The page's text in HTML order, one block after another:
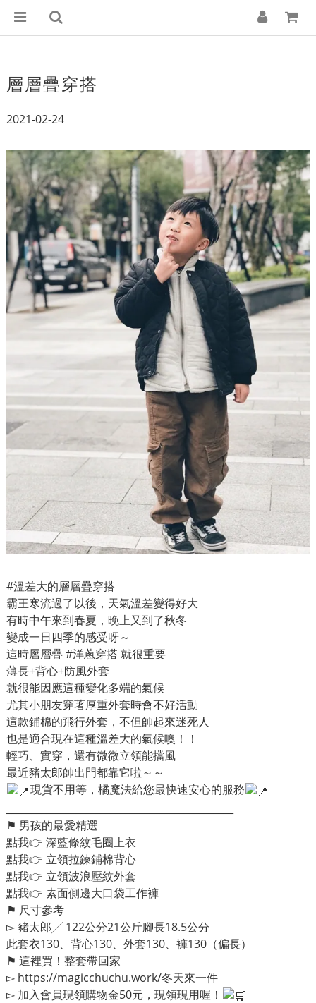
層層疊穿搭
2021-02-24
#溫差大的層層疊穿搭
霸王寒流過了以後，天氣溫差變得好大
有時中午來到春夏，晚上又到了秋冬
變成一日四季的感受呀～
這時層層疊#洋蔥穿搭 就很重要
薄長+背心+防風外套
就很能因應這種變化多端的氣候
尤其小朋友穿著厚重外套時會不好活動
這款鋪棉的飛行外套，不但帥起來迷死人
也是適合現在這種溫差大的氣候噢！！
輕巧、實穿，還有微微立領能擋風
最近豬太郎帥出門都靠它啦～～
現貨不用等，橘魔法給您最快速安心的服務
⚑ 男孩的最愛精選
點我👉 深藍條紋毛圈上衣
點我👉 立領拉鍊鋪棉背心
點我👉 立領波浪壓紋外套
點我👉 素面側邊大口袋工作褲
⚑ 尺寸參考
▻ 豬太郎╱ 122公分21公斤腳長18.5公分
此套衣130、背心130、外套130、褲130（偏長）
⚑ 這裡買！整套帶回家
▻ https://magicchuchu.work/冬天來一件
▻ 加入會員現領購物金50元，現領現用喔！